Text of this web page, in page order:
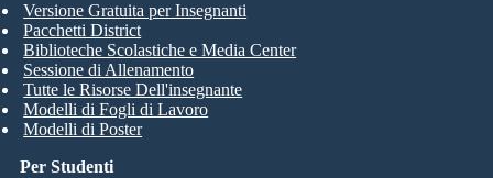
Per Studenti
Versione Gratuita per Insegnanti
Pacchetti District
Biblioteche Scolastiche e Media Center
Sessione di Allenamento
Tutte le Risorse Dell'insegnante
Modelli di Fogli di Lavoro
Modelli di Poster